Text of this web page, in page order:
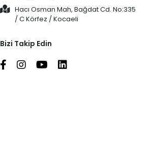
Hacı Osman Mah, Bağdat Cd. No:335
/ C Körfez / Kocaeli
Bizi Takip Edin